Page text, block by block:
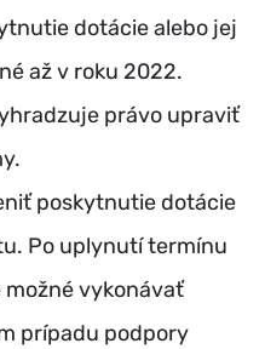
dotácie alebo jej
až v roku 2022.
právo upraviť
poskytnutie dotácie
Po uplynutí termínu
vykonávať
prípadu podpory